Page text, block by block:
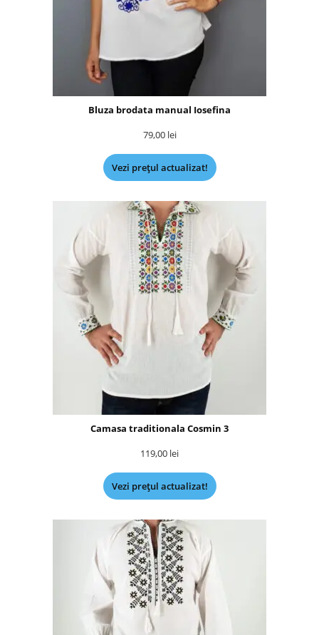
Bluza brodata manual Iosefina
79,00 lei
Vezi prețul actualizat!
Camasa traditionala Cosmin 3
119,00 lei
Vezi prețul actualizat!